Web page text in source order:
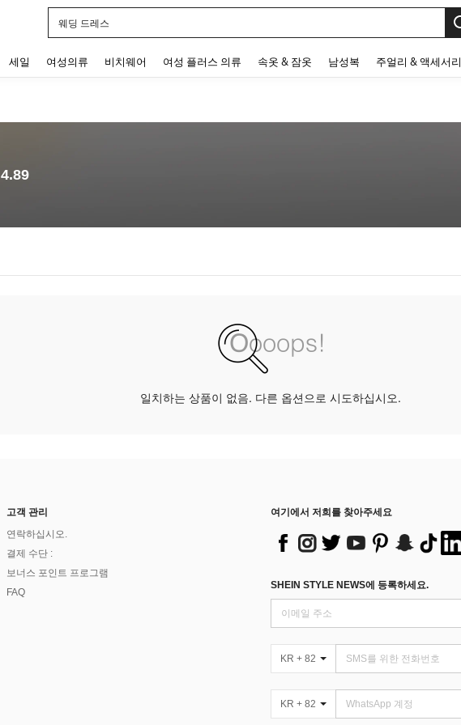
웨딩 드레스
세일 여성의류 비치웨어 여성 플러스 의류 속옷 & 잠옷 남성복 주얼리 & 액세서리
4.89
일치하는 상품이 없음. 다른 옵션으로 시도하십시오.
고객 관리
연락하십시오.
결제 수단 :
보너스 포인트 프로그램
FAQ
여기에서 저희를 찾아주세요
SHEIN STYLE NEWS에 등록하세요.
KR + 82
KR + 82